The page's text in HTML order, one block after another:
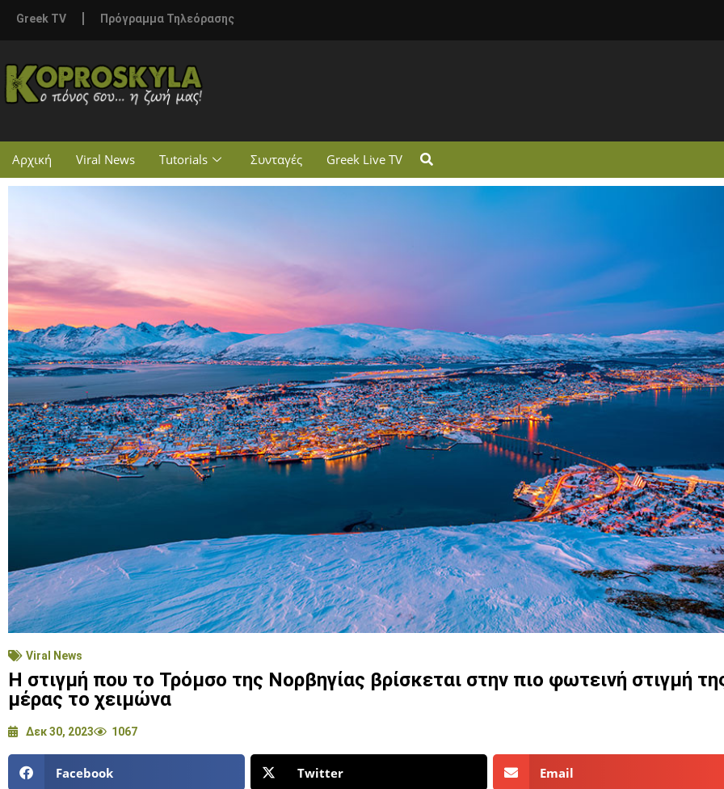
Greek TV Πρόγραμμα Τηλεόρασης
Αρχική Viral News Tutorials Συνταγές Greek Live TV
Viral News
Η στιγμή που το Τρόμσο της Νορβηγίας βρίσκεται στην πιο φωτεινή στιγμή
μέρας το χειμώνα
Δεκ 30, 2023 1067
Facebook Twitter Email